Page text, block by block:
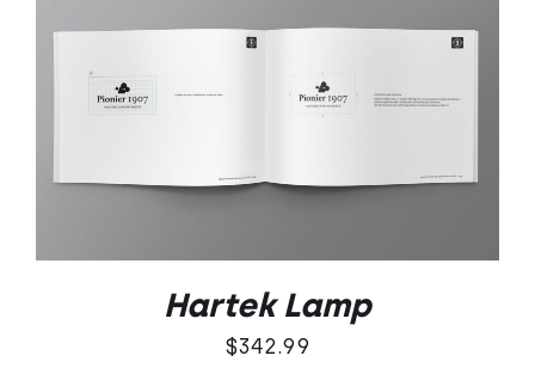
DODAJ DO KOSZYKA
/
Hartek Lamp
$342.99